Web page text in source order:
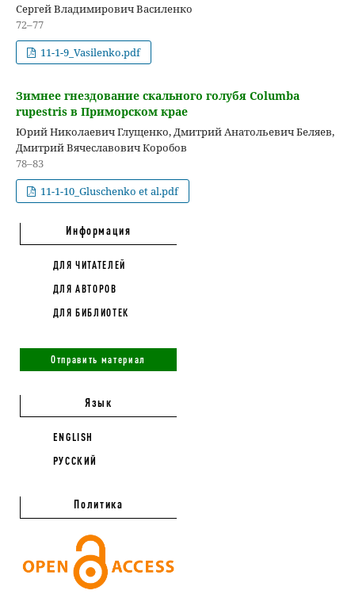
Сергей Владимирович Василенко
72–77
11-1-9_Vasilenko.pdf
Зимнее гнездование скального голубя Columba
rupestris в Приморском крае
Юрий Николаевич Глущенко, Дмитрий Анатольевич Беляев,
Дмитрий Вячеславович Коробов
78–83
11-1-10_Gluschenko et al.pdf
Информация
ДЛЯ ЧИТАТЕЛЕЙ
ДЛЯ АВТОРОВ
ДЛЯ БИБЛИОТЕК
Отправить материал
Язык
ENGLISH
РУССКИЙ
Политика